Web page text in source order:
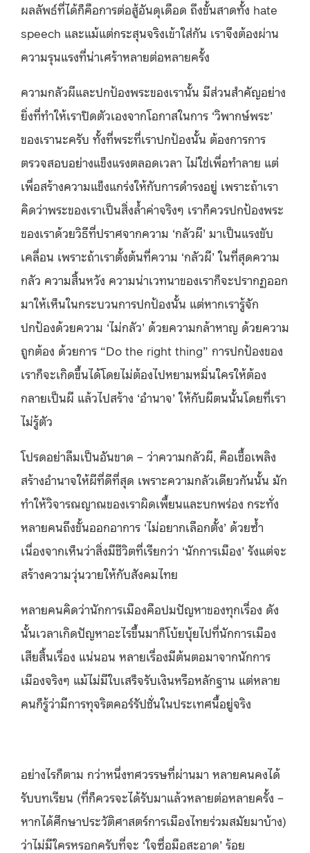
ผลลัพธ์ที่ได้ก็คือการต่อสู้อันดุเดือด ถึงขั้นสาดทั้ง hate
speech และแม้แต่กระสุนจริงเข้าใส่กัน เราจึงต้องผ่าน
ความรุนแรงที่น่าเศร้าหลายต่อหลายครั้ง
ความกลัวผีและปกป้องพระของเรานั้น มีส่วนสำคัญอย่าง
ยิ่งที่ทำให้เราปิดตัวเองจากโอกาสในการ ‘วิพากษ์พระ’
ของเรานะครับ ทั้งที่พระที่เราปกป้องนั้น ต้องการการ
ตรวจสอบอย่างแข็งแรงตลอดเวลา ไม่ใช่เพื่อทำลาย แต่
เพื่อสร้างความแข็งแกร่งให้กับการดำรงอยู่ เพราะถ้าเรา
คิดว่าพระของเราเป็นสิ่งล้ำค่าจริงๆ เราก็ควรปกป้องพระ
ของเราด้วยวิธีที่ปราศจากความ ‘กลัวผี’ มาเป็นแรงขับ
เคลื่อน เพราะถ้าเราตั้งต้นที่ความ ‘กลัวผี’ ในที่สุดความ
กลัว ความสิ้นหวัง ความน่าเวทนาของเราก็จะปรากฏออก
มาให้เห็นในกระบวนการปกป้องนั้น แต่หากเรารู้จัก
ปกป้องด้วยความ ‘ไม่กลัว’ ด้วยความกล้าหาญ ด้วยความ
ถูกต้อง ด้วยการ “Do the right thing” การปกป้องของ
เราก็จะเกิดขึ้นได้โดยไม่ต้องไปหยามหมิ่นใครให้ต้อง
กลายเป็นผี แล้วไปสร้าง ‘อำนาจ’ ให้กับผีตนนั้นโดยที่เรา
ไม่รู้ตัว
โปรดอย่าลืมเป็นอันขาด – ว่าความกลัวผี, คือเชื้อเพลิง
สร้างอำนาจให้ผีที่ดีที่สุด เพราะความกลัวเดียวกันนั้น มัก
ทำให้วิจารณญาณของเราผิดเพี้ยนและบกพร่อง กระทั่ง
หลายคนถึงขั้นออกอาการ ‘ไม่อยากเลือกตั้ง’ ด้วยซ้ำ
เนื่องจากเห็นว่าสิ่งมีชีวิตที่เรียกว่า ‘นักการเมือง’ รังแต่จะ
สร้างความวุ่นวายให้กับสังคมไทย
หลายคนคิดว่านักการเมืองคือปมปัญหาของทุกเรื่อง ดัง
นั้นเวลาเกิดปัญหาอะไรขึ้นมาก็โบ้ยบุ้ยไปที่นักการเมือง
เสียสิ้นเรื่อง แน่นอน หลายเรื่องมีต้นตอมาจากนักการ
เมืองจริงๆ แม้ไม่มีใบเสร็จรับเงินหรือหลักฐาน แต่หลาย
คนก็รู้ว่ามีการทุจริตคอร์รัปชั่นในประเทศนี้อยู่จริง
อย่างไรก็ตาม กว่าหนึ่งทศวรรษที่ผ่านมา หลายคนคงได้
รับบทเรียน (ที่ก็ควรจะได้รับมาแล้วหลายต่อหลายครั้ง –
หากได้ศึกษาประวัติศาสตร์การเมืองไทยร่วมสมัยมาบ้าง)
ว่าไม่มีใครหรอกครับที่จะ ‘ใจซื่อมือสะอาด’ ร้อย